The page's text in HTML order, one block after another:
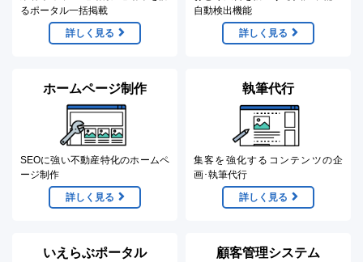
るポータル一括掲載
詳しく見る
自動検出機能
詳しく見る
ホームページ制作
SEOに強い不動産特化のホームペ
ージ制作
詳しく見る
執筆代行
集客を強化するコンテンツの企
画･執筆代行
詳しく見る
いえらぶポータル 顧客管理システム